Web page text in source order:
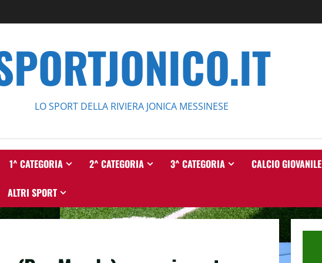
LO SPORT DELLA RIVIERA JONICA MESSINESE
1^ CATEGORIA 2^ CATEGORIA 3^ CATEGORIA CALCIO GIOVANILE
ALTRI SPORT